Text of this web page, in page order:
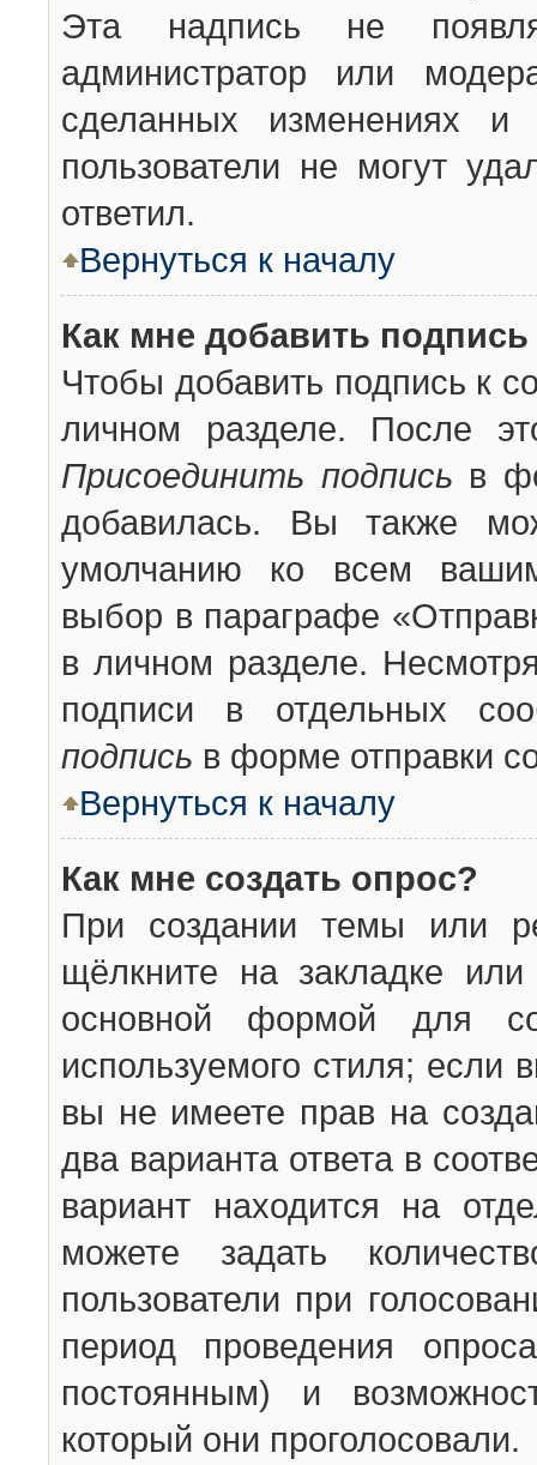
Эта надпись не
администратор или
сделанных изменениях
пользователи не могут
ответил.
Вернуться к началу
Как мне добавить
Чтобы добавить подпись к
личном разделе. После
Присоединить подпись в
добавилась. Вы также
умолчанию ко всем
выбор в параграфе
в личном разделе.
подписи в отдельных
подпись в форме отправки
Вернуться к началу
Как мне создать опрос?
При создании темы или
щёлкните на закладке
основной формой для
используемого стиля; если
вы не имеете прав на
два варианта ответа в
вариант находится на
можете задать
пользователи при
период проведения
постоянным) и
который они проголосовали.